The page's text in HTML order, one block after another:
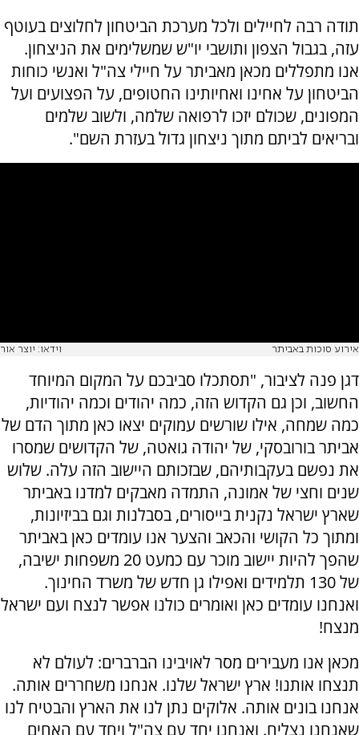
תודה רבה לחיילים ולכל מערכת הביטחון לחלוצים בעוטף
עזה, בגבול הצפון ותושבי יו"ש שמשלימים את הניצחון.
אנו מתפללים מכאן מאביתר על חיילי צה"ל ואנשי כוחות
הביטחון על אחינו ואחיותינו החטופים, על הפצועים ועל
המפונים, שכולם יזכו לרפואה שלמה, ולשוב שלמים
ובריאים לביתם מתוך ניצחון גדול בעזרת השם".
אירוע סוכות באביתר וידאו: יוצר אור
דגן פנה לציבור, "תסתכלו סביבכם על המקום המיוחד
החשוב, וכן גם הקדוש הזה, כמה יהודים וכמה יהודיות,
כמה שמחה, אילו שורשים עמוקים יצאו כאן מתוך הדם של
אביתר בורובסקי, של יהודה גואטה, של הקדושים שמסרו
את נפשם בעקבותיהם, שבזכותם היישוב הזה עלה. שלוש
שנים וחצי של אמונה, התמדה מאבקים למדנו באביתר
שארץ ישראל נקנית בייסורים, בסבלנות וגם בביזיונות,
ומתוך כל הקושי והכאב והצער אנו עומדים כאן באביתר
שהפך להיות יישוב מוכר עם כמעט 20 משפחות ישיבה,
של 130 תלמידים ואפילו גן חדש של משרד החינוך.
ואנחנו עומדים כאן ואומרים כולנו אפשר לנצח ועם ישראל
מנצח!
מכאן אנו מעבירים מסר לאויבינו הברברים: לעולם לא
תנצחו אותנו! ארץ ישראל שלנו. אנחנו משחררים אותה.
אנחנו בונים אותה. אלוקים נתן לנו את הארץ והבטיח לנו
שאנחנו נצליח. ואנחנו יחד עם צה"ל ויחד עם האחים